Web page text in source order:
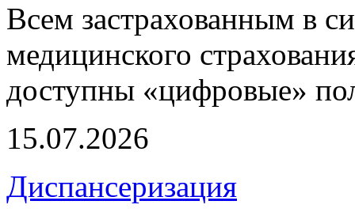
Всем застрахованным в
медицинского
доступны «цифровые»
15.07.2026
Диспансеризация